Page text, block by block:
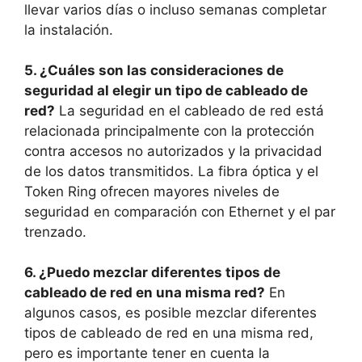
llevar varios días o incluso semanas completar
la instalación.
5. ¿Cuáles son las consideraciones de
seguridad al elegir un tipo de cableado de
red? La seguridad en el cableado de red está
relacionada principalmente con la protección
contra accesos no autorizados y la privacidad
de los datos transmitidos. La fibra óptica y el
Token Ring ofrecen mayores niveles de
seguridad en comparación con Ethernet y el par
trenzado.
6. ¿Puedo mezclar diferentes tipos de
cableado de red en una misma red? En
algunos casos, es posible mezclar diferentes
tipos de cableado de red en una misma red,
pero es importante tener en cuenta la